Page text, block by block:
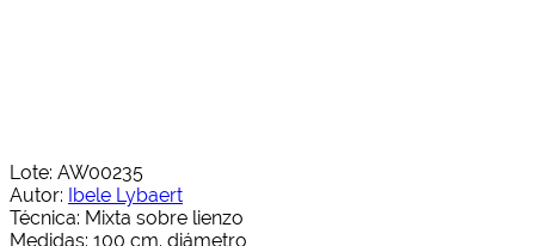
Lote: AW00235
Autor: Ibele Lybaert
Técnica: Mixta sobre lienzo
Medidas: 100 cm. diámetro